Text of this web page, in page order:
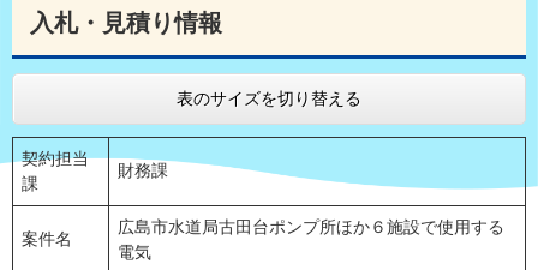
入札・見積り情報
表のサイズを切り替える
契約担当
課
財務課
案件名
広島市水道局古田台ポンプ所ほか６施設で使用する
電気